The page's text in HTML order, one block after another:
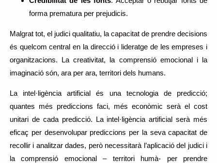
forma prematura per prejudicis.
Malgrat tot, el judici qualitatiu, la capacitat de prendre decisions
és quelcom central en la direcció i lideratge de les empreses i
organitzacions. La creativitat, la comprensió emocional i la
imaginació són, ara per ara, territori dels humans.
La intel·ligència artificial és una tecnologia de predicció;
quantes més prediccions faci, més econòmic serà el cost
unitari de cada predicció. La intel·ligència artificial serà més
eficaç per desenvolupar prediccions per la seva capacitat de
recollir i analitzar dades, però necessitarà l’aplicació del judici i
la comprensió emocional – territori humà- per prendre